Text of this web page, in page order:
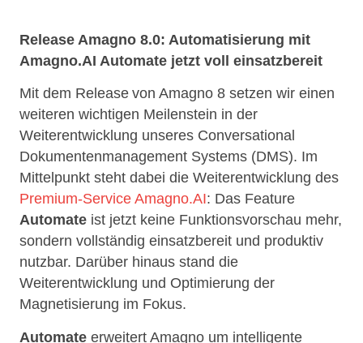
Release Amagno 8.0: Automatisierung mit
Amagno.AI Automate jetzt voll einsatzbereit
Mit dem Release von Amagno 8 setzen wir einen
weiteren wichtigen Meilenstein in der
Weiterentwicklung unseres Conversational
Dokumentenmanagement Systems (DMS). Im
Mittelpunkt steht dabei die Weiterentwicklung des
Premium‑Service Amagno.AI: Das Feature
Automate ist jetzt keine Funktionsvorschau mehr,
sondern vollständig einsatzbereit und produktiv
nutzbar. Darüber hinaus stand die
Weiterentwicklung und Optimierung der
Magnetisierung im Fokus.
Automate erweitert Amagno um intelligente